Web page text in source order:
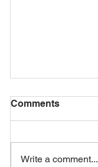
Comments
Write a comment...